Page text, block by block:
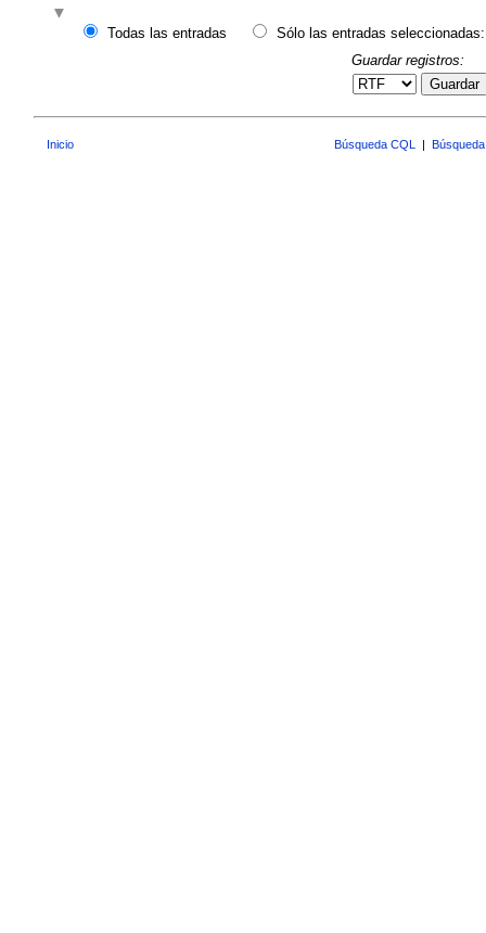
Todas las entradas
Sólo las entradas seleccionadas:
Guardar registros:
Guardar
Inicio Búsqueda CQL